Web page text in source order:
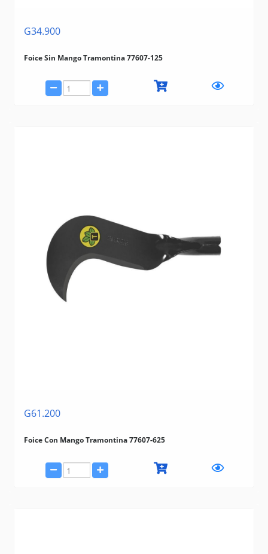
G34.900
Foice Sin Mango Tramontina 77607-125
G61.200
Foice Con Mango Tramontina 77607-625